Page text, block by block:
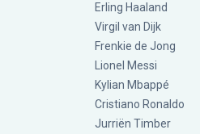
Erling Haaland
Virgil van Dijk
Frenkie de Jong
Lionel Messi
Kylian Mbappé
Cristiano Ronaldo
Jurriën Timber